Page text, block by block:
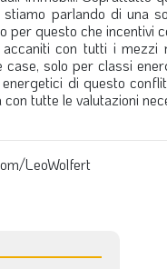
stiamo parlando di una
per questo che incentivi
con tutti i mezzi
solo per classi
di questo
tutte le valutazioni
LeoWolfert